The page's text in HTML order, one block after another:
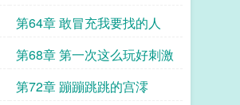
第64章 敢冒充我要找的人
第68章 第一次这么玩好刺激
第72章 蹦蹦跳跳的宫澪